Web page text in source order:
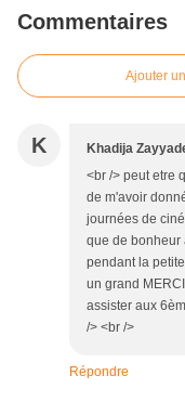
Commentaires
Ajouter
K Khadija
<br /> peut etre
de m'avoir
journées de
que de bonheur
pendant la
un grand
assister aux
/> <br />
Répondre